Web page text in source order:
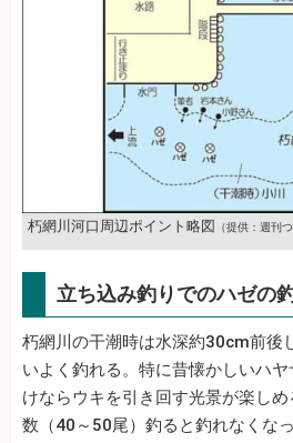
朽網川河口周辺ポイント略図 （提供：週刊
立ち込み釣りでのハゼの
朽網川の干潮時は水深約30cm前後
いよく釣れる。特に昔懐かしいハ
けならウキを引き回す光景が楽し
数（40～50尾）釣ると釣れなくなっ